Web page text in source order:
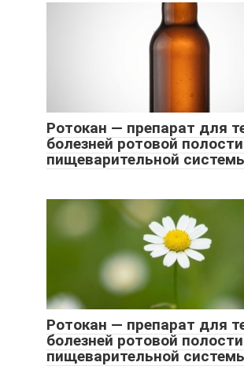
Ротокан — препарат для
болезней ротовой
пищеварительной
Ротокан — препарат для
болезней ротовой
пищеварительной